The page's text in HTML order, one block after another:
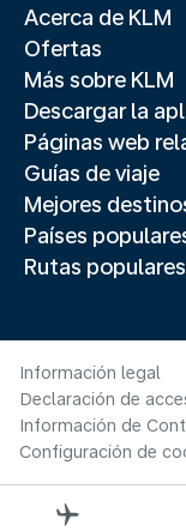
Acerca de KLM
Ofertas
Más sobre KLM
Descargar la
Páginas web
Guías de viaje
Mejores
Países
Rutas populares
Información legal
Declaración de
Información de
Configuración de